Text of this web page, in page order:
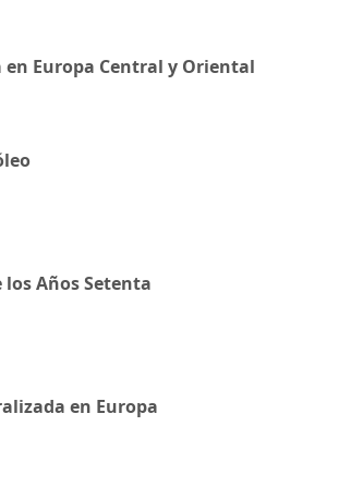
Europa Central y Oriental
los Años Setenta
en Europa